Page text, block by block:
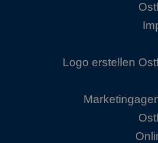
Logo erstellen